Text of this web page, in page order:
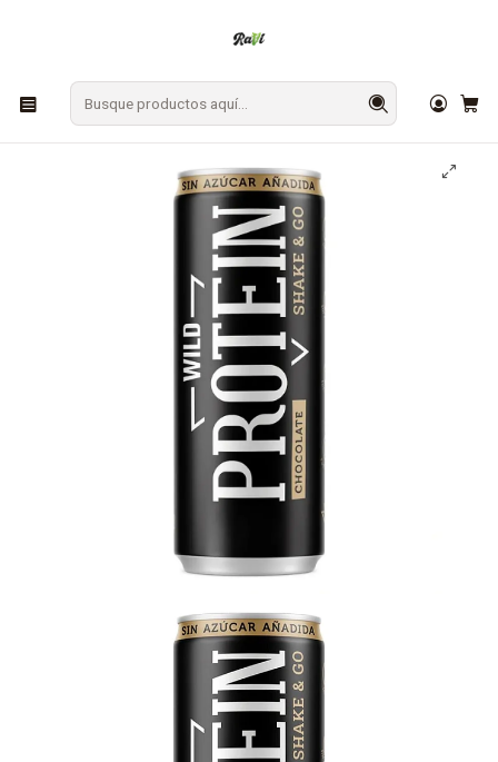
Batido de Proteína Shake&Go Chocolate Wild Foods 310ml